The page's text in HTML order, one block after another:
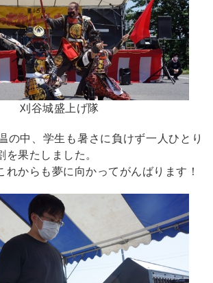
刈谷城盛上げ隊
の中、学生も暑さに負けず一人ひとり
を果たしました。
れからも夢に向かってがんばります！